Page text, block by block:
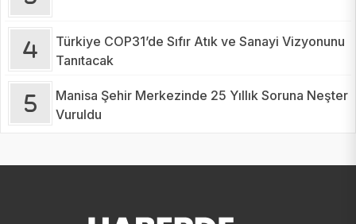
Türkiye COP31’de Sıfır Atık ve Sanayi Vizyonunu
Tanıtacak
Manisa Şehir Merkezinde 25 Yıllık Soruna Neşter
Vuruldu